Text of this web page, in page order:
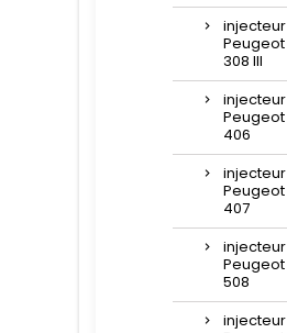
injecteur
Peugeot
308 III
injecteur
Peugeot
406
injecteur
Peugeot
407
injecteur
Peugeot
508
injecteur